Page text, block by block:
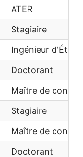
ATER
Stagiaire
Ingénieur
Doctorant
Maître de
Stagiaire
Maître de
Doctorant